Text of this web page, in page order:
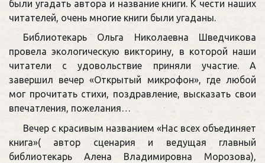
были угадать автора и название книги. К чести наших
читателей, очень многие книги были угаданы.
Библиотекарь Ольга Николаевна Шведчикова
провела экологическую викторину, в которой наши
читатели с удовольствие приняли участие. А
завершил вечер «Открытый микрофон», где любой
мог прочитать стихи, поздравление, высказать свои
впечатления, пожелания…
Вечер с красивым названием «Нас всех объединяет
книга»( автор сценария и ведущая главный
библиотекарь Алена Владимировна Морозова),